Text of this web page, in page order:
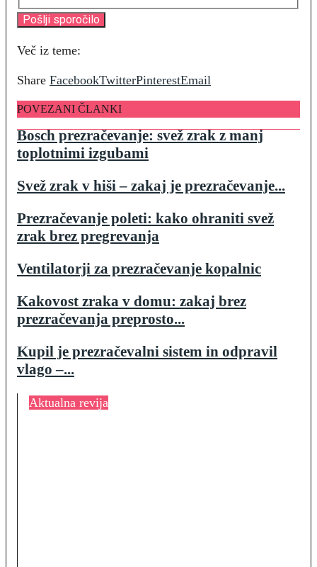
Več iz teme:
Share FacebookTwitterPinterestEmail
POVEZANI ČLANKI
Bosch prezračevanje: svež zrak z manj
toplotnimi izgubami
Svež zrak v hiši – zakaj je prezračevanje...
Prezračevanje poleti: kako ohraniti svež
zrak brez pregrevanja
Ventilatorji za prezračevanje kopalnic
Kakovost zraka v domu: zakaj brez
prezračevanja preprosto...
Kupil je prezračevalni sistem in odpravil
vlago –...
Aktualna revija